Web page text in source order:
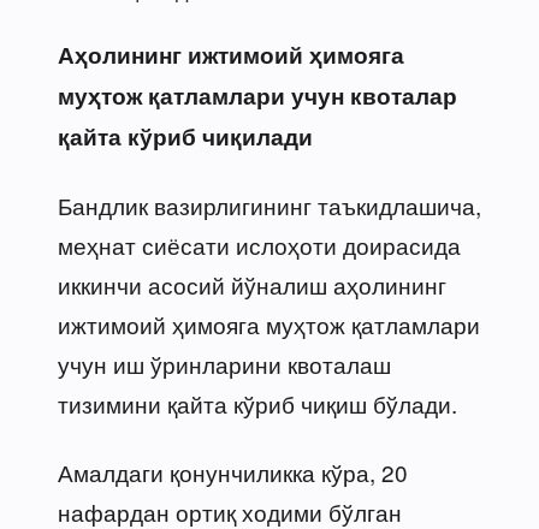
Аҳолининг ижтимоий ҳимояга
муҳтож қатламлари учун квоталар
қайта кўриб чиқилади
Бандлик вазирлигининг таъкидлашича,
меҳнат сиёсати ислоҳоти доирасида
иккинчи асосий йўналиш аҳолининг
ижтимоий ҳимояга муҳтож қатламлари
учун иш ўринларини квоталаш
тизимини қайта кўриб чиқиш бўлади.
Амалдаги қонунчиликка кўра, 20
нафардан ортиқ ходими бўлган